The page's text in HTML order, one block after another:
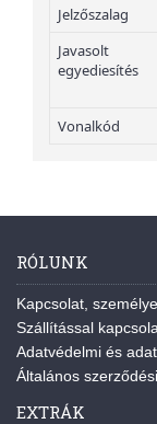
Jelzőszalag
Javasolt
egyediesítés
Vonalkód
RÓLUNK
Kapcsolat,
Szállítással
Adatvédelmi és
Általános
EXTRÁK